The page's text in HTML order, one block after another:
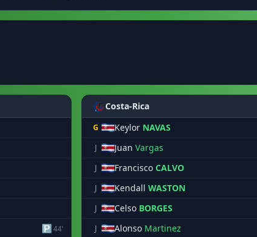
🅿44'
Costa-Rica
G Keylor NAVAS
J Juan Vargas
J Francisco CALVO
J Kendall WASTON
J Celso BORGES
J Alonso Martinez